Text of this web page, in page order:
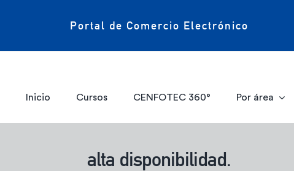
Portal de Comercio Electrónico
Inicio Cursos CENFOTEC 360° Por área
alta disponibilidad.